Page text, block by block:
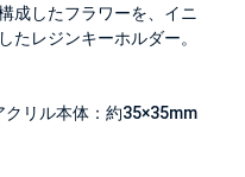
成したフラワーを、イニ
たレジンキーホルダー。
リル本体：約35×35mm